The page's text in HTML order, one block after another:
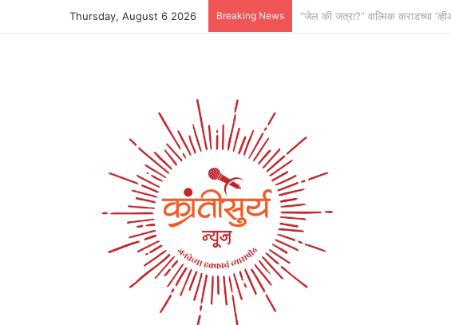
Thursday, August 6 2026 Breaking News